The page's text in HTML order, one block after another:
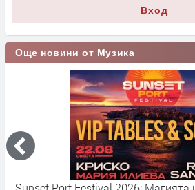
Вход
Още новини от Музика